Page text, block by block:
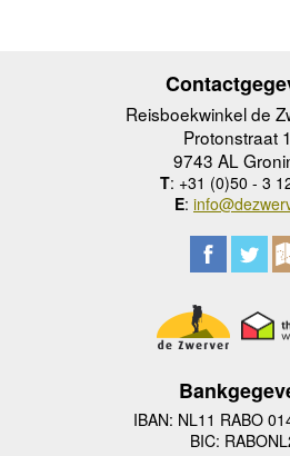
Reisboekwinkel de
Protonstraat
9743 AL
T: +31 (0)50 - 3
E:
IBAN: NL11 RABO
BIC: